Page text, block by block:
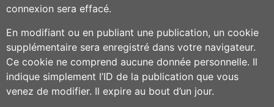
connexion sera effacé.
En modifiant ou en publiant une publication, un cookie
supplémentaire sera enregistré dans votre navigateur.
Ce cookie ne comprend aucune donnée personnelle. Il
indique simplement l’ID de la publication que vous
venez de modifier. Il expire au bout d’un jour.